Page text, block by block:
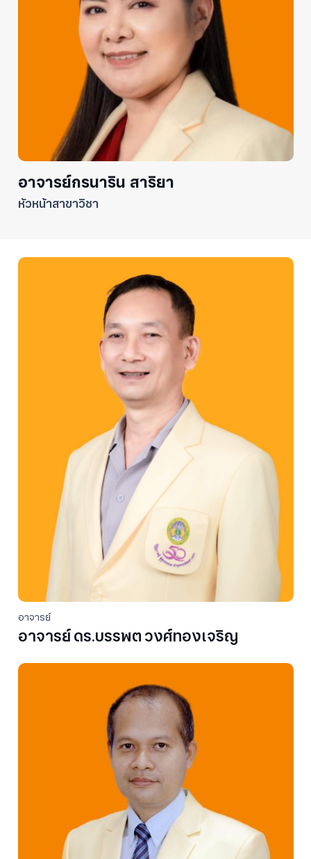
อาจารย์กรนาริน สาริยา
หัวหน้าสาขาวิชา
อาจารย์
อาจารย์ ดร.บรรพต วงศ์ทองเจริญ